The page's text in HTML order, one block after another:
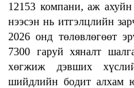
12153 компани, аж
нээсэн нь итгэлцлийн
2026 онд төлөвлөгөөт
7300 гаруй хяналт
хөгжиж дэвших
шийдлийн бодит алхам